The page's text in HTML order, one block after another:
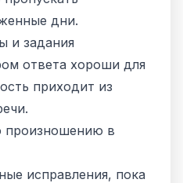
дни.
и задания
ответа хороши для
приходит из
произношению в
исправления, пока